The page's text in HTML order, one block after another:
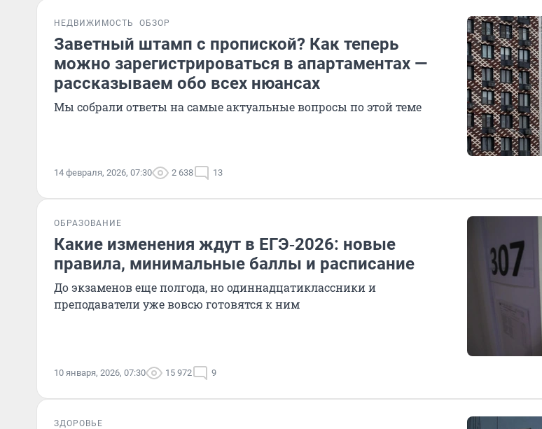
НЕДВИЖИМОСТЬ ОБЗОР
Заветный штамп с пропиской? Как теперь
можно зарегистрироваться в апартаментах —
рассказываем обо всех нюансах
Мы собрали ответы на самые актуальные вопросы по этой теме
14 февраля, 2026, 07:30 2 638 13
ОБРАЗОВАНИЕ
Какие изменения ждут в ЕГЭ‐2026: новые
правила, минимальные баллы и расписание
До экзаменов еще полгода, но одиннадцатиклассники и
преподаватели уже вовсю готовятся к ним
10 января, 2026, 07:30 15 972 9
ЗДОРОВЬЕ